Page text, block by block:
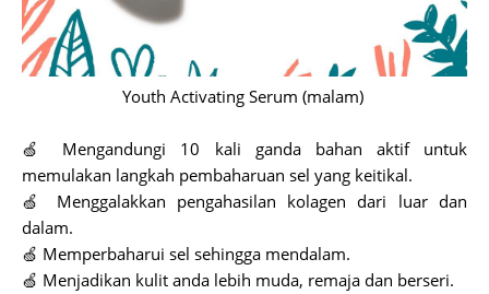
Youth Activating Serum (malam)
🍏 Mengandungi 10 kali ganda bahan aktif untuk
memulakan langkah pembaharuan sel yang keitikal.
🍏 Menggalakkan pengahasilan kolagen dari luar dan
dalam.
🍏 Memperbaharui sel sehingga mendalam.
🍏 Menjadikan kulit anda lebih muda, remaja dan berseri.